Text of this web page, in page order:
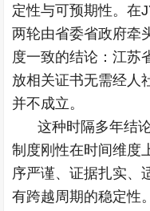
定性与可预期性。在
两轮由省委省政府牵
度一致的结论：江苏
放相关证书无需经人
并不成立。
这种时隔多年结
制度刚性在时间维度
序严谨、证据扎实、
有跨越周期的稳定性